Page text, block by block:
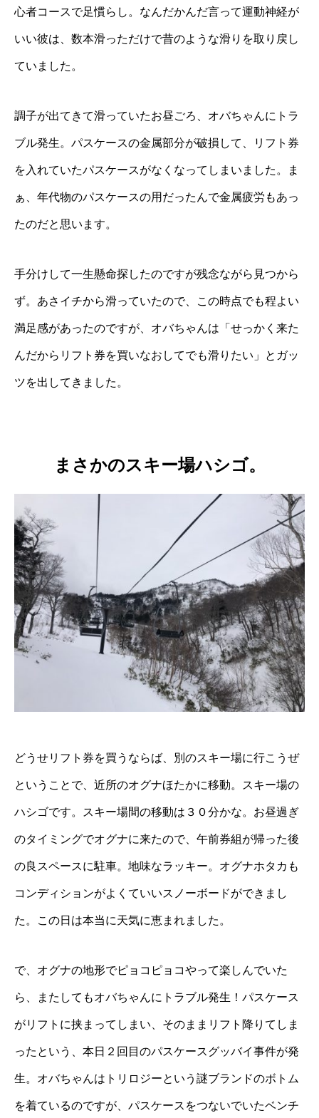
心者コースで足慣らし。なんだかんだ言って運動神経が
いい彼は、数本滑っただけで昔のような滑りを取り戻し
ていました。
調子が出てきて滑っていたお昼ごろ、オバちゃんにトラ
ブル発生。パスケースの金属部分が破損して、リフト券
を入れていたパスケースがなくなってしまいました。ま
ぁ、年代物のパスケースの用だったんで金属疲労もあっ
たのだと思います。
手分けして一生懸命探したのですが残念ながら見つから
ず。あさイチから滑っていたので、この時点でも程よい
満足感があったのですが、オバちゃんは「せっかく来た
んだからリフト券を買いなおしてでも滑りたい」とガッ
ツを出してきました。
まさかのスキー場ハシゴ。
どうせリフト券を買うならば、別のスキー場に行こうぜ
ということで、近所のオグナほたかに移動。スキー場の
ハシゴです。スキー場間の移動は３０分かな。お昼過ぎ
のタイミングでオグナに来たので、午前券組が帰った後
の良スペースに駐車。地味なラッキー。オグナホタカも
コンディションがよくていいスノーボードができまし
た。この日は本当に天気に恵まれました。
で、オグナの地形でピョコピョコやって楽しんでいた
ら、またしてもオバちゃんにトラブル発生！パスケース
がリフトに挟まってしまい、そのままリフト降りてしま
ったという、本日２回目のパスケースグッバイ事件が発
生。オバちゃんはトリロジーという謎ブランドのボトム
を着ているのですが、パスケースをつないでいたベンチ